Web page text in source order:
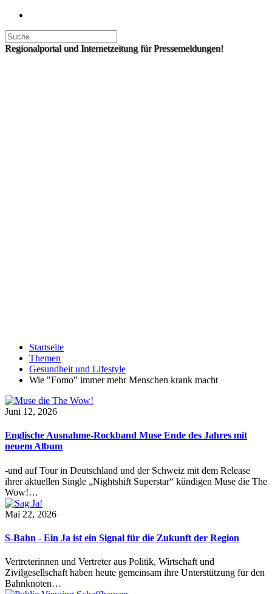
Regionalportal und Internetzeitung für Pressemeldungen!
Startseite
Themen
Gesundheit und Lifestyle
Wie "Fomo" immer mehr Menschen krank macht
Juni 12, 2026
Englische Ausnahme-Rockband Muse Ende des Jahres mit
neuem Album
-und auf Tour in Deutschland und der Schweiz mit dem Release
ihrer aktuellen Single „Nightshift Superstar“ kündigen Muse die The
Wow!…
Mai 22, 2026
S-Bahn - Ein Ja ist ein Signal für die Zukunft der Region
Vertreterinnen und Vertreter aus Politik, Wirtschaft und
Zivilgesellschaft haben heute gemeinsam ihre Unterstützung für den
Bahnknoten…